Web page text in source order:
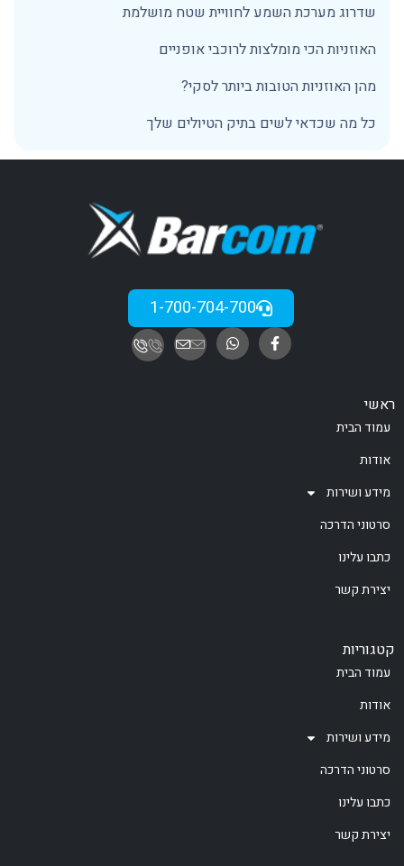
שדרוג מערכת השמע לחוויית שטח מושלמת
האוזניות הכי מומלצות לרוכבי אופניים
מהן האוזניות הטובות ביותר לסקי?
כל מה שכדאי לשים בתיק הטיולים שלך
1-700-704-700
ראשי
עמוד הבית
אודות
מידע ושירות
סרטוני הדרכה
כתבו עלינו
יצירת קשר
קטגוריות
עמוד הבית
אודות
מידע ושירות
סרטוני הדרכה
כתבו עלינו
יצירת קשר